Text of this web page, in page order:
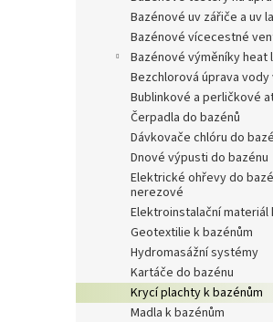
bazénové uv zářiče a uv
bazénové vícecestné
bazénové výměníky heat
bezchlorová úprava
bublinkové a perličkové
čerpadla do bazénů
dávkovače chlóru do
dnové výpusti do bazénu
elektrické ohřevy do bazénu
nerezové
elektroinstalační materiál
geotextilie k bazénům
hydromasážní systémy
kartáče do bazénu
krycí plachty k bazénům
madla k bazénům